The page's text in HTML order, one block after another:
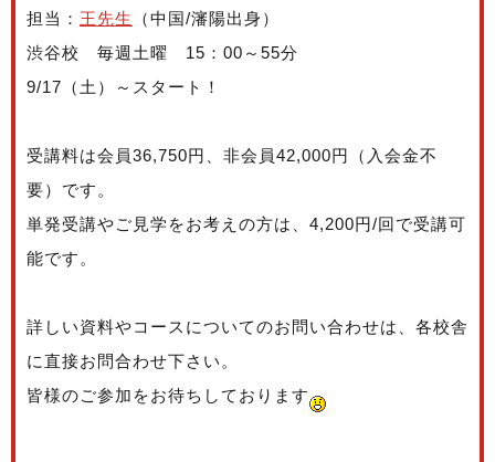
担当： 王先生
（中国/瀋陽出身）
渋谷校 毎週土曜 15：00～55分
9/17（土）～スタート！
受講料は会員36,750円、非会員42,000円（入会金不
要）です。
単発受講やご見学をお考えの方は、4,200円/回で受講可
能です。
詳しい資料やコースについてのお問い合わせは、各校舎
に直接お問合わせ下さい。
皆様のご参加をお待ちしております